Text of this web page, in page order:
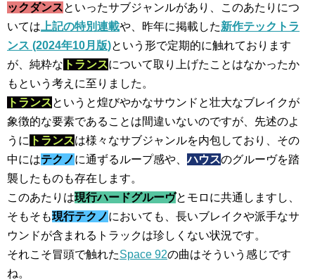
ックダンスといったサブジャンルがあり、このあたりにつ
いては 上記の特別連載や、昨年に掲載した新作テックトラ
ンス (2024年10月版)という形で定期的に触れております
が、純粋な トランスについて取り上げたことはなかったか
もという考えに至りました。
トランスというと煌びやかなサウンドと壮大なブレイクが
象徴的な要素であることは間違いないのですが、先述のよ
うに トランスは様々なサブジャンルを内包しており、その
中にはテクノに通ずるループ感や、 ハウスのグルーヴを踏
襲したものも存在します。
このあたりは現行ハードグルーヴとモロに共通しますし、
そもそも現行テクノにおいても、長いブレイクや派手なサ
ウンドが含まれるトラックは珍しくない状況です。
それこそ冒頭で触れたSpace 92の曲はそういう感じです
ね。